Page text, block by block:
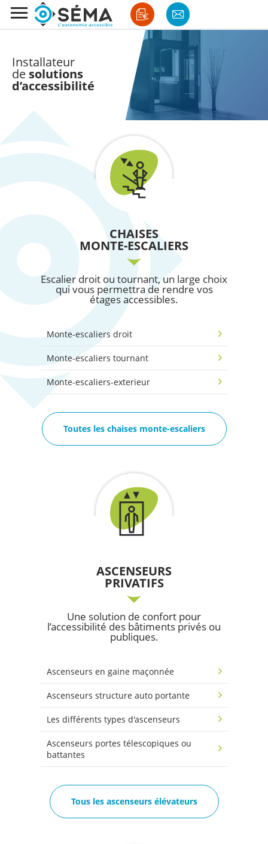
Installateur
de solutions
d’accessibilité
CHAISES
MONTE-ESCALIERS
Escalier droit ou tournant, un large choix
qui vous permettra de rendre vos
étages accessibles.
Monte-escaliers droit
Monte-escaliers tournant
Monte-escaliers-exterieur
Toutes les chaises monte-escaliers
ASCENSEURS
PRIVATIFS
Une solution de confort pour
l’accessibilité des bâtiments privés ou
publiques.
Ascenseurs en gaine maçonnée
Ascenseurs structure auto portante
Les différents types d'ascenseurs
Ascenseurs portes télescopiques ou
battantes
Tous les ascenseurs élévateurs